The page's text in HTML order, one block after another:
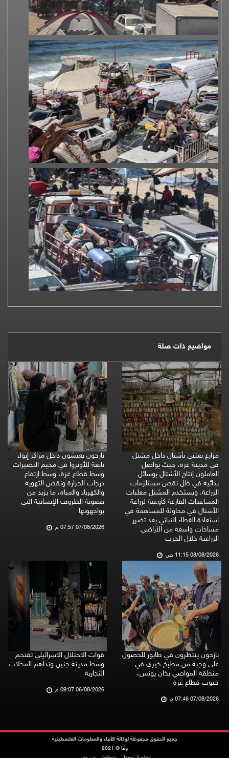
مواضيع ذات صلة
مزارع يعتني بأشتال داخل مشتل
في مدينة غزة، حيث يواصل
العاملون إنتاج الأشتال بوسائل
بدائية في ظل نقص مستلزمات
الزراعة. ويستخدم المشتل معلبات
المساعدات الفارغة كأوعية لزراعة
الأشتال في محاولة للمساهمة في
استعادة الغطاء النباتي بعد تضرر
مساحات واسعة من الأراضي
الزراعية خلال الحرب
08/08/2026 11:15 ص
نازحون يعيشون داخل مراكز إيواء
تابعة للأونروا في مخيم النصيرات
وسط قطاع غزة، وسط ارتفاع
درجات الحرارة ونقص التهوية
والكهرباء والمياه، ما يزيد من
صعوبة الظروف الإنسانية التي
يواجهونها
07/08/2026 07:57 م
نازحون ينتظرون في طابور للحصول
على وجبة من مطبخ خيري في
منطقة المواصي بخان يونس،
جنوب قطاع غزة
07/08/2026 07:46 م
قوات الاحتلال الاسرائيلي تقتحم
وسط مدينة جنين وتداهم المحلات
التجارية
06/08/2026 09:07 م
جميع الحقوق محفوظة لوكالة الأنباء والمعلومات الفلسطينية
وفا © 2021